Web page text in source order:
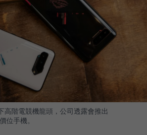
高階電競機龍頭，公司透露會推出
位手機。